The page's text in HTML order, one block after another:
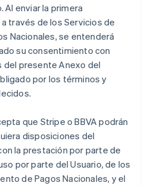
Al enviar la primera
través de los Servicios de
Nacionales, se entenderá
su consentimiento con
presente Anexo del
por los términos y
que Stripe o BBVA podrán
disposiciones del
la prestación por parte de
por parte del Usuario, de los
de Pagos Nacionales, y el